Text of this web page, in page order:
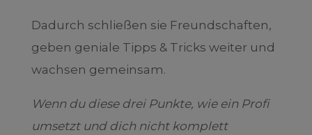
Dadurch schließen sie Freundschaften,
geben geniale Tipps & Tricks weiter und
wachsen gemeinsam.
Wenn du diese drei Punkte, wie ein Profi
umsetzt und dich nicht komplett